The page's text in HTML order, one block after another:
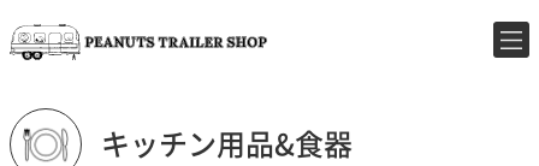
キッチン用品&食器